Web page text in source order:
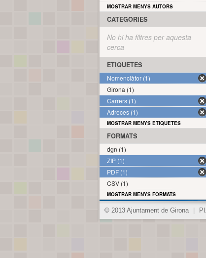
MOSTRAR MENYS AUTORS
CATEGORIES
No hi ha filtres per aquesta
cerca
ETIQUETES
Nomenclàtor (1)
Girona (1)
Carrers (1)
Adreces (1)
MOSTRAR MENYS ETIQUETES
FORMATS
dgn (1)
ZIP (1)
PDF (1)
CSV (1)
MOSTRAR MENYS FORMATS
© 2013 Ajuntament de Girona